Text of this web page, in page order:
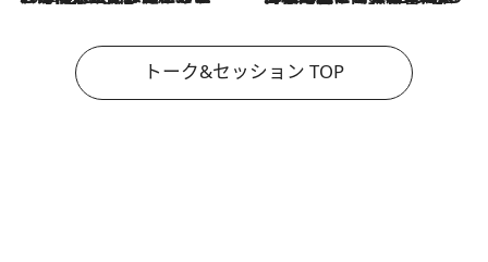
トーク&セッション TOP